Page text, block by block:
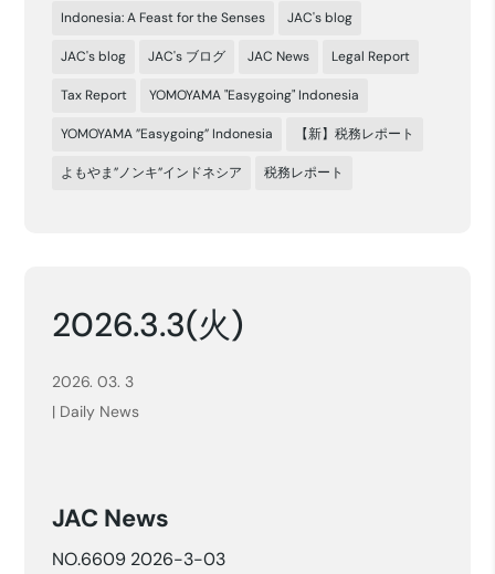
Indonesia: A Feast for the Senses JAC's blog
JAC's blog JAC's ブログ JAC News Legal Report
Tax Report YOMOYAMA "Easygoing" Indonesia
YOMOYAMA ”Easygoing” Indonesia 【新】税務レポート
よもやま”ノンキ”インドネシア 税務レポート
2026.3.3(火)
2026. 03. 3
| Daily News
JAC News
NO.6609 2026-3-03